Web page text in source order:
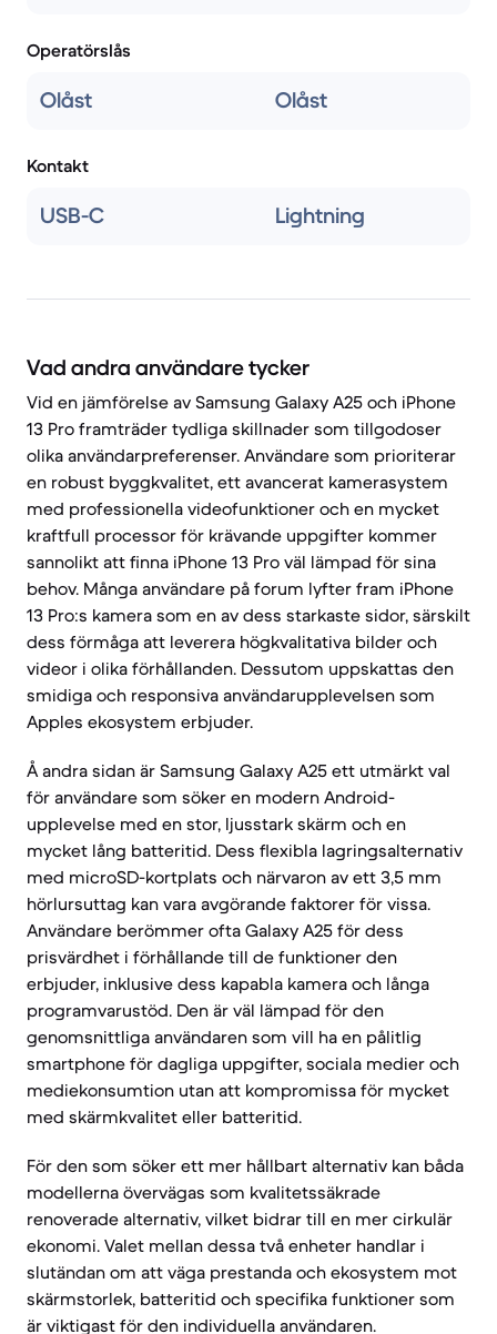
Operatörslås
Olåst Olåst
Kontakt
USB-C Lightning
Vad andra användare tycker
Vid en jämförelse av Samsung Galaxy A25 och iPhone
13 Pro framträder tydliga skillnader som tillgodoser
olika användarpreferenser. Användare som prioriterar
en robust byggkvalitet, ett avancerat kamerasystem
med professionella videofunktioner och en mycket
kraftfull processor för krävande uppgifter kommer
sannolikt att finna iPhone 13 Pro väl lämpad för sina
behov. Många användare på forum lyfter fram iPhone
13 Pro:s kamera som en av dess starkaste sidor, särskilt
dess förmåga att leverera högkvalitativa bilder och
videor i olika förhållanden. Dessutom uppskattas den
smidiga och responsiva användarupplevelsen som
Apples ekosystem erbjuder.
Å andra sidan är Samsung Galaxy A25 ett utmärkt val
för användare som söker en modern Android-
upplevelse med en stor, ljusstark skärm och en
mycket lång batteritid. Dess flexibla lagringsalternativ
med microSD-kortplats och närvaron av ett 3,5 mm
hörlursuttag kan vara avgörande faktorer för vissa.
Användare berömmer ofta Galaxy A25 för dess
prisvärdhet i förhållande till de funktioner den
erbjuder, inklusive dess kapabla kamera och långa
programvarustöd. Den är väl lämpad för den
genomsnittliga användaren som vill ha en pålitlig
smartphone för dagliga uppgifter, sociala medier och
mediekonsumtion utan att kompromissa för mycket
med skärmkvalitet eller batteritid.
För den som söker ett mer hållbart alternativ kan båda
modellerna övervägas som kvalitetssäkrade
renoverade alternativ, vilket bidrar till en mer cirkulär
ekonomi. Valet mellan dessa två enheter handlar i
slutändan om att väga prestanda och ekosystem mot
skärmstorlek, batteritid och specifika funktioner som
är viktigast för den individuella användaren.